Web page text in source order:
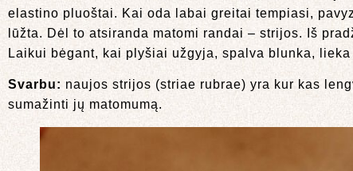
elastino pluoštai. Kai oda labai greitai tempiasi,
lūžta. Dėl to atsiranda matomi randai – strijos. Iš
Laikui bėgant, kai plyšiai užgyja, spalva blunka,
Svarbu: naujos strijos (striae rubrae) yra kur kas
sumažinti jų matomumą.